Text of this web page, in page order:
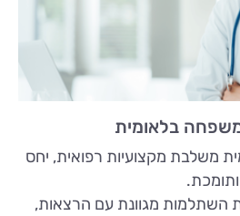
בלאומית
משלבת מקצועיות רפואית, יחס
השתלמות מגוונת עם הרצאות,